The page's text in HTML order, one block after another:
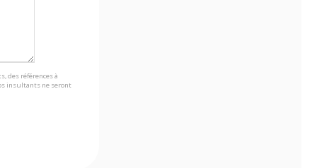
des références à
insultants ne seront